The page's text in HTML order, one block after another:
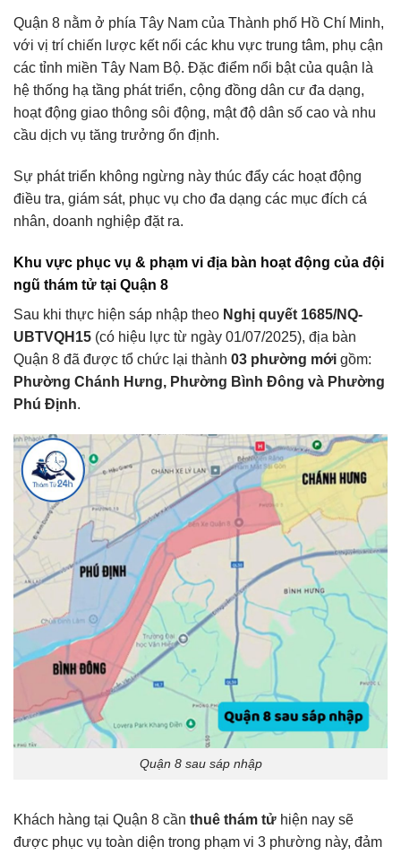
Quận 8 nằm ở phía Tây Nam của Thành phố Hồ Chí Minh,
với vị trí chiến lược kết nối các khu vực trung tâm, phụ cận
các tỉnh miền Tây Nam Bộ. Đặc điểm nổi bật của quận là
hệ thống hạ tầng phát triển, cộng đồng dân cư đa dạng,
hoạt động giao thông sôi động, mật độ dân số cao và nhu
cầu dịch vụ tăng trưởng ổn định.
Sự phát triển không ngừng này thúc đẩy các hoạt động
điều tra, giám sát, phục vụ cho đa dạng các mục đích cá
nhân, doanh nghiệp đặt ra.
Khu vực phục vụ & phạm vi địa bàn hoạt động của đội
ngũ thám tử tại Quận 8
Sau khi thực hiện sáp nhập theo Nghị quyết 1685/NQ-
UBTVQH15 (có hiệu lực từ ngày 01/07/2025), địa bàn
Quận 8 đã được tổ chức lại thành 03 phường mới gồm:
Phường Chánh Hưng, Phường Bình Đông và Phường
Phú Định.
Quận 8 sau sáp nhập
Khách hàng tại Quận 8 cần thuê thám tử hiện nay sẽ
được phục vụ toàn diện trong phạm vi 3 phường này, đảm